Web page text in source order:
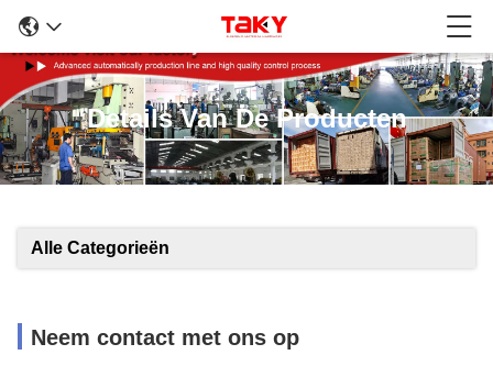
Details Van De Producten
Alle Categorieën
Neem contact met ons op